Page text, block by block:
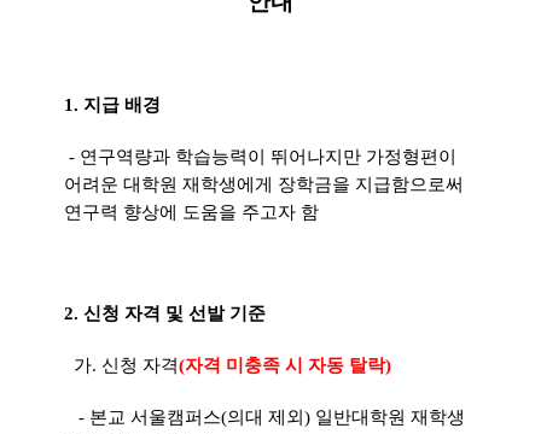
1. 지급 배경
- 연구역량과 학습능력이 뛰어나지만 가정형편이
어려운 대학원 재학생에게 장학금을 지급함으로써
연구력 향상에 도움을 주고자 함
2. 신청 자격 및 선발 기준
가. 신청 자격(자격 미충족 시 자동 탈락)
- 본교 서울캠퍼스(의대 제외) 일반대학원 재학생